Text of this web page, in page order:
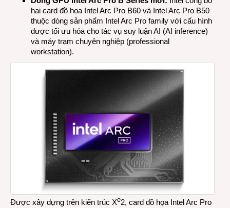
hai card đồ họa Intel Arc Pro B60 và Intel Arc Pro B50
thuộc dòng sản phẩm Intel Arc Pro family với cấu hình
được tối ưu hóa cho tác vụ suy luận AI (AI inference)
và máy trạm chuyên nghiệp (professional
workstation).
Được xây dựng trên kiến trúc Xe2, card đồ họa Intel Arc Pro